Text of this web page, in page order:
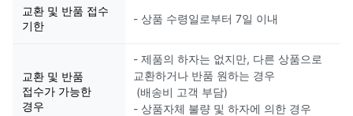
교환 및 반품 접수
기한
- 상품 수령일로부터 7일 이내
교환 및 반품
접수가 가능한
경우
- 제품의 하자는 없지만, 다른 상품으로
교환하거나 반품 원하는 경우
(배송비 고객 부담)
- 상품자체 불량 및 하자에 의한 경우